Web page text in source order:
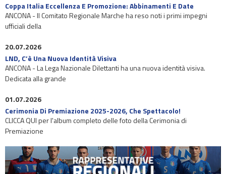
Coppa Italia Eccellenza E Promozione: Abbinamenti E Date
ANCONA - Il Comitato Regionale Marche ha reso noti i primi impegni
ufficiali della
20.07.2026
LND, C’è Una Nuova Identità Visiva
ANCONA - La Lega Nazionale Dilettanti ha una nuova identità visiva.
Dedicata alla grande
01.07.2026
Cerimonia Di Premiazione 2025-2026, Che Spettacolo!
CLICCA QUI per l'album completo delle foto della Cerimonia di
Premiazione